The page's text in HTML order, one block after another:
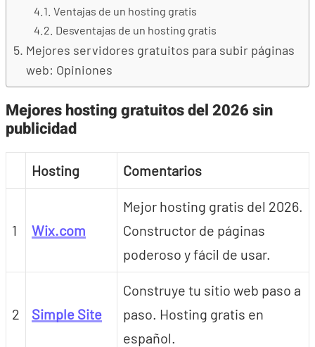
Ventajas de un hosting gratis
Desventajas de un hosting gratis
Mejores servidores gratuitos para subir páginas
web: Opiniones
Mejores hosting gratuitos del 2026 sin
publicidad
Hosting Comentarios
1 Wix.com
Mejor hosting gratis del 2026.
Constructor de páginas
poderoso y fácil de usar.
2 Simple Site
Construye tu sitio web paso a
paso. Hosting gratis en
español.